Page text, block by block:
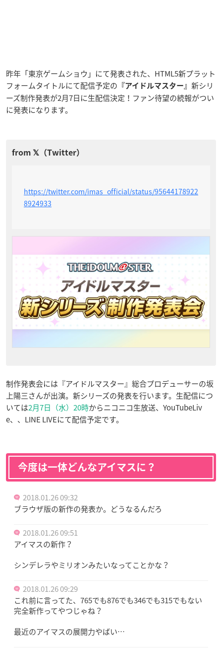
昨年「東京ゲームショウ」にて発表された、HTML5新プラット
フォームタイトルにて配信予定の 『アイドルマスター』 新シリ
ーズ制作発表が2月7日に生配信決定！ファン待望の続報がつい
に発表になります。
https://twitter.com/imas_official/status/95644178922
8924933
制作発表会には『アイドルマスター』総合プロデューサーの坂
上陽三さんが出演。新シリーズの発表を行います。生配信につ
いては2月7日（水）20時からニコニコ生放送、YouTubeLiv
e、、LINE LIVEにて配信予定です。
今度は一体どんなアイマスに？
2018.01.26 09:32
ブラウザ版の新作の発表か。どうなるんだろ
2018.01.26 09:51
アイマスの新作？
シンデレラやミリオンみたいなってことかな？
2018.01.26 09:29
これ前に言ってた、765でも876でも346でも315でもない
完全新作ってやつじゃね？
最近のアイマスの展開力やばい…